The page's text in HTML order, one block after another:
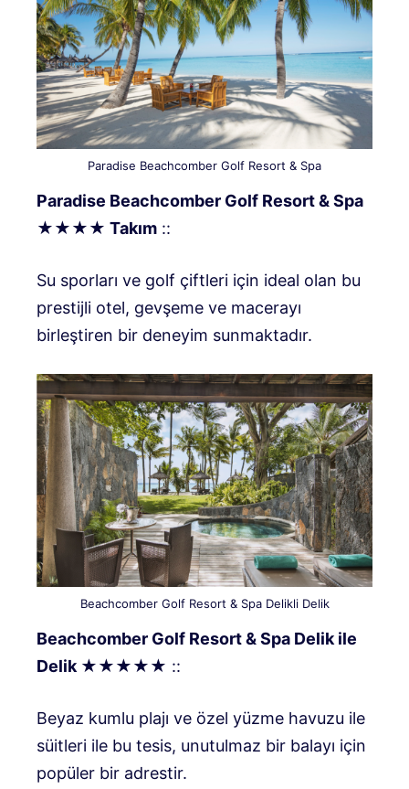
Paradise Beachcomber Golf Resort & Spa
Paradise Beachcomber Golf Resort & Spa
★★★★ Takım ::
Su sporları ve golf çiftleri için ideal olan bu
prestijli otel, gevşeme ve macerayı
birleştiren bir deneyim sunmaktadır.
Beachcomber Golf Resort & Spa Delikli Delik
Beachcomber Golf Resort & Spa Delik ile
Delik ★★★★★ ::
Beyaz kumlu plajı ve özel yüzme havuzu ile
süitleri ile bu tesis, unutulmaz bir balayı için
popüler bir adrestir.